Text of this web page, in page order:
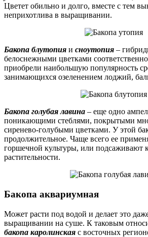
Цветет обильно и долго, вместе с тем
неприхотлива в выращивании.
Бакопа блутопия и сноутопия –
белоснежными цветками
приобрели наибольшую популярность
занимающихся озеленением лоджий,
Бакопа голубая лавина – еще одно
поникающими стеблями, покрытыми
сиренево-голубыми цветками. У этой
продолжительное. Чаще всего ее
горшечной культуры, или подсаживают
растительности.
Бакопа аквариумная
Может расти под водой и делает это
выращивании на суше. К таковым
бакопа каролинская с восточных